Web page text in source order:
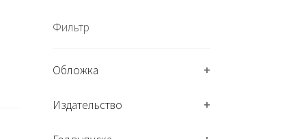
Фильтр
Обложка +
Издательство +